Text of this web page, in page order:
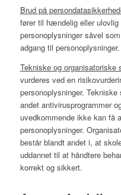
Brud på
fører til hændelig eller
personoplysninger såvel
adgang til personoplysninger.
Tekniske og organisatoriske
vurderes ved en
personoplysninger.
andet antivirusprogrammer
uvedkommende ikke kan få
personoplysninger.
består blandt andet i, at
uddannet til at håndtere
korrekt og sikkert.